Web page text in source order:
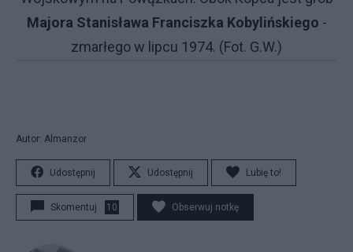
Majora Stanisława Franciszka Kobylińskiego -
zmarłego w lipcu 1974. (Fot. G.W.)
Autor: Almanzor
Udostępnij Udostępnij Lubię to!
Skomentuj 10 Obserwuj notkę